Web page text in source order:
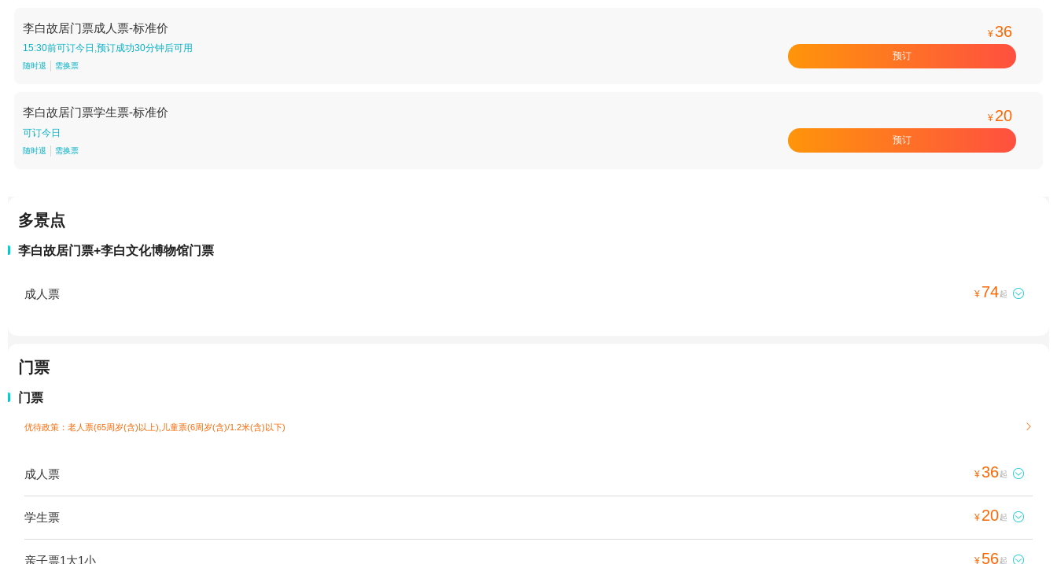
李白故居门票成人票-标准价
15:30前可订今日,预订成功30分钟后可用
随时退 需换票
¥36
预订
李白故居门票学生票-标准价
可订今日
随时退 需换票
¥ 20
预订
多景点
李白故居门票+李白文化博物馆门票
成人票 ¥ 74起 
门票
门票
优待政策：老人票(65周岁(含)以上),儿童票(6周岁(含)/1.2米(含)以下) 
成人票 ¥36起 
学生票 ¥ 20起 
亲子票1大1小 ¥ 56起 